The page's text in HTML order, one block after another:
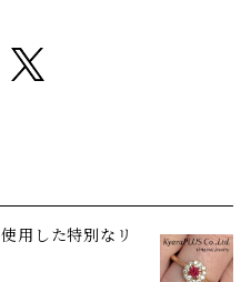
用した特別なリ